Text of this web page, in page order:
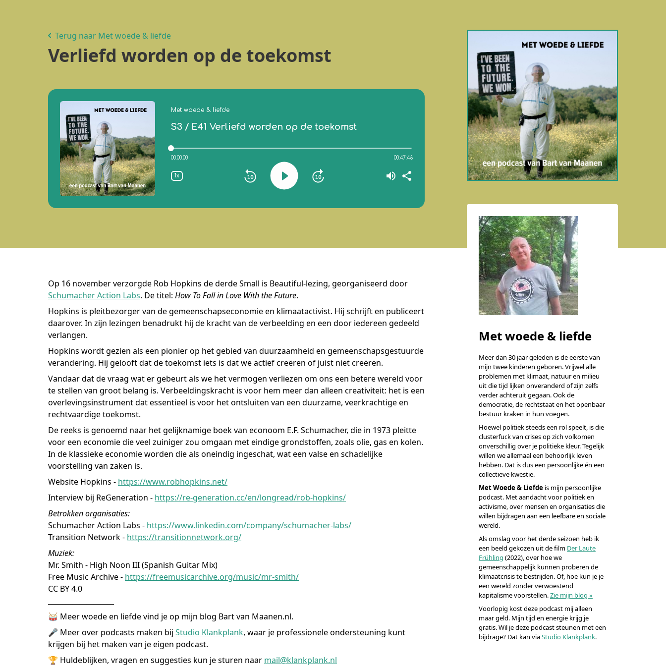
Terug naar Met woede & liefde
Verliefd worden op de toekomst
Op 16 november verzorgde Rob Hopkins de derde Small is Beautiful-lezing, georganiseerd door
Schumacher Action Labs. De titel: How To Fall in Love With the Future.
Hopkins is pleitbezorger van de gemeenschapseconomie en klimaatactivist. Hij schrijft en publiceert
daarover. In zijn lezingen benadrukt hij de kracht van de verbeelding en een door iedereen gedeeld
verlangen.
Hopkins wordt gezien als een pionier op het gebied van duurzaamheid en gemeenschapsgestuurde
verandering. Hij gelooft dat de toekomst iets is dat we actief creëren of juist niet creëren.
Vandaar dat de vraag wat er gebeurt als we het vermogen verliezen om ons een betere wereld voor
te stellen van groot belang is. Verbeeldingskracht is voor hem meer dan alleen creativiteit: het is een
overlevingsinstrument dat essentieel is voor het ontsluiten van een duurzame, veerkrachtige en
rechtvaardige toekomst.
De reeks is genoemd naar het gelijknamige boek van econoom E.F. Schumacher, die in 1973 pleitte
voor een economie die veel zuiniger zou omgaan met eindige grondstoffen, zoals olie, gas en kolen.
In de klassieke economie worden die als oneindig ingeschat, wat een valse en schadelijke
voorstelling van zaken is.
Website Hopkins - https://www.robhopkins.net/
Interview bij ReGeneration - https://re-generation.cc/en/longread/rob-hopkins/
Betrokken organisaties:
Schumacher Action Labs - https://www.linkedin.com/company/schumacher-labs/
Transition Network - https://transitionnetwork.org/
Muziek:
Mr. Smith - High Noon III (Spanish Guitar Mix)
Free Music Archive - https://freemusicarchive.org/music/mr-smith/
CC BY 4.0
🥁 Meer woede en liefde vind je op mijn blog Bart van Maanen.nl.
🎤 Meer over podcasts maken bij Studio Klankplank, waar je professionele ondersteuning kunt
krijgen bij het maken van je eigen podcast.
🏆 Huldeblijken, vragen en suggesties kun je sturen naar mail@klankplank.nl
Met woede & liefde
Meer dan 30 jaar geleden is de eerste van
mijn twee kinderen geboren. Vrijwel alle
problemen met klimaat, natuur en milieu
uit die tijd lijken onveranderd of zijn zelfs
verder achteruit gegaan. Ook de
democratie, de rechtstaat en het openbaar
bestuur kraken in hun voegen.
Hoewel politiek steeds een rol speelt, is die
clusterfuck van crises op zich volkomen
onverschillig over je politieke kleur. Tegelijk
willen we allemaal een behoorlijk leven
hebben. Dat is dus een persoonlijke én een
collectieve kwestie.
Met Woede & Liefde is mijn persoonlijke
podcast. Met aandacht voor politiek en
activisme, over mensen en organisaties die
willen bijdragen aan een leefbare en sociale
wereld.
Als omslag voor het derde seizoen heb ik
een beeld gekozen uit de film Der Laute
Frühling (2022), over hoe we
gemeenschappelijk kunnen proberen de
klimaatcrisis te bestrijden. Of, hoe kun je je
een wereld zonder verwoestend
kapitalisme voorstellen.Zie mijn blog »
Voorlopig kost deze podcast mij alleen
maar geld. Mijn tijd en energie krijg je
gratis. Wil je deze podcast steunen met een
bijdrage? Dat kan viaStudio Klankplank.